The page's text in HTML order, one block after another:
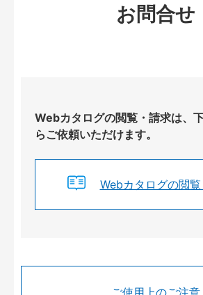
お問合せ
Webカタログの閲覧・請求は、
らご依頼いただけます。
Webカタログの閲
ご使用上のご注意